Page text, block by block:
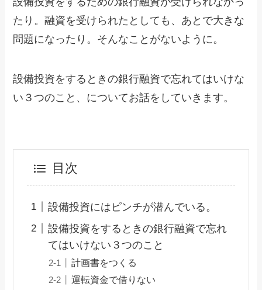
たり。融資を受けられたとしても、あとで大きな
問題になったり。そんなことがないように。
設備投資をするときの銀行融資で忘れてはいけな
い３つのこと、についてお話をしていきます。
目次
設備投資にはピンチが潜んでいる。
設備投資をするときの銀行融資で忘れ
てはいけない３つのこと
計画書をつくる
運転資金で借りない